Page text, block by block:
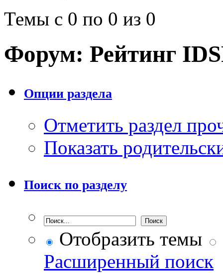
Темы с 0 по 0 из 0
Форум: Рейтинг
Опции раздела
Отметить раздел
Показать
Поиск по разделу
Отобразить темы
Расширенный поиск